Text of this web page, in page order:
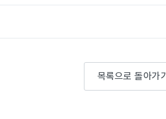
목록으로 돌아가기